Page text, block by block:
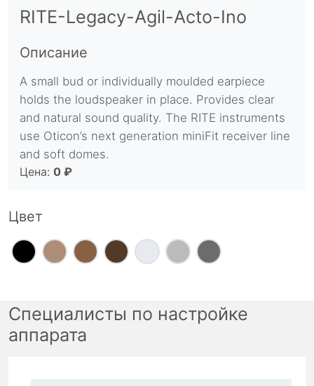
RITE-Legacy-Agil-Acto-Ino
Описание
A small bud or individually moulded earpiece
holds the loudspeaker in place. Provides clear
and natural sound quality. The RITE instruments
use Oticon’s next generation miniFit receiver line
and soft domes.
Цена: 0 ₽
Цвет
Специалисты по настройке
аппарата